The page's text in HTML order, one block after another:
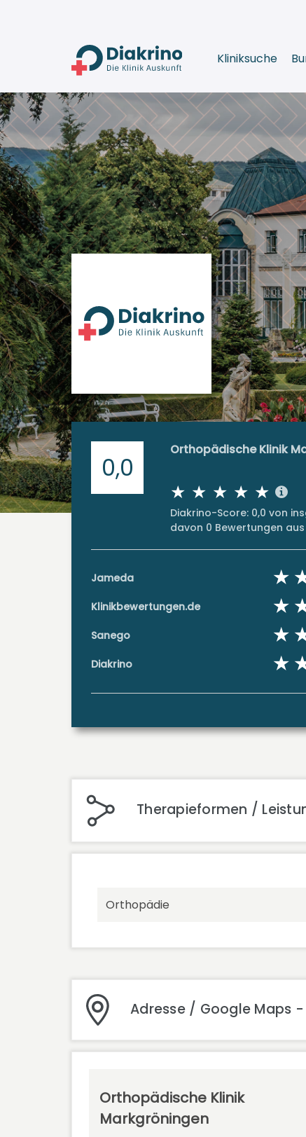
Kliniksuche
0,0
Orthopädische Klinik
Diakrino-Score: 0,0 von
davon 0 Bewertungen
Jameda
Klinikbewertungen.de
Sanego
Diakrino
Therapieformen /
Orthopädie
Adresse / Google Maps
Orthopädische Klinik
Markgröningen